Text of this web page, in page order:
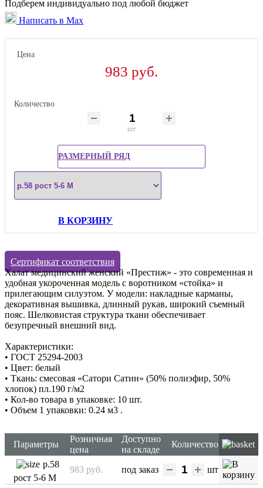
Подберем индивидуально под любой бюджет
Написать в Max
Цена
983 руб.
Количество
шт
РАЗМЕРНЫЙ РЯД
В КОРЗИНУ
Сертификат соответствия
Халат медицинский женский «Престиж» - это современная и
удобная укороченная модель с воротником «стойка» и
прилегающим силуэтом. У модели: накладные карманы,
декоративная вышивка, длинный рукав, широкий съемный
пояс. Шелковистая структура ткани обеспечивает
безупречный внешний вид.
Характеристики:
• ГОСТ 25294-2003
• Цвет: белый
• Ткань: смесовая «Сатори Сатин» (50% полиэфир, 50%
хлопок) пл.190 г/м2
• Кол-во товара в упаковке: 10 шт.
• Объем 1 упаковки: 0.24 м3 .
Параметры
Розничная
цена
Доступно
на складе
Количество
р.58
рост 5-6 М
983 руб. под заказ шт